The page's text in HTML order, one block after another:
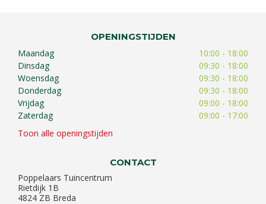
OPENINGSTIJDEN
Maandag
10:00 - 18:00
Dinsdag
09:30 - 18:00
Woensdag
09:30 - 18:00
Donderdag
09:30 - 18:00
Vrijdag
09:00 - 18:00
Zaterdag
09:00 - 17:00
Toon alle openingstijden
CONTACT
Poppelaars Tuincentrum
Rietdijk 1B
4824 ZB Breda